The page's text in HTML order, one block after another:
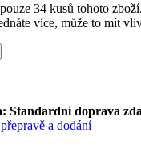
34 kusů tohoto
více, může to mít
Standardní doprava
a dodání